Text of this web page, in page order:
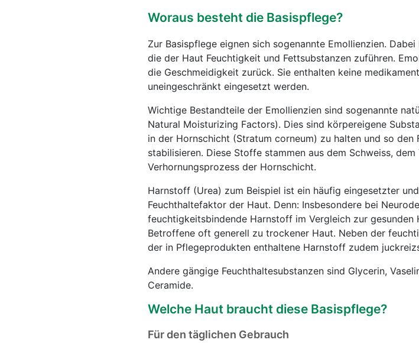
Woraus besteht die Basispflege?
Zur Basispflege eignen sich sogenannte Emollienzien.
die der Haut Feuchtigkeit und Fettsubstanzen zuführen.
die Geschmeidigkeit zurück. Sie enthalten keine
uneingeschränkt eingesetzt werden.
Wichtige Bestandteile der Emollienzien sind sogenannte
Natural Moisturizing Factors). Dies sind körpereigene
in der Hornschicht (Stratum corneum) zu halten und so den
stabilisieren. Diese Stoffe stammen aus dem Schweiss,
Verhornungsprozess der Hornschicht.
Harnstoff (Urea) zum Beispiel ist ein häufig eingesetzter
Feuchthaltefaktor der Haut. Denn: Insbesondere bei
feuchtigkeitsbindende Harnstoff im Vergleich zur gesunden
Betroffene oft generell zu trockener Haut. Neben der
der in Pflegeprodukten enthaltene Harnstoff zudem
Andere gängige Feuchthaltesubstanzen sind Glycerin,
Ceramide.
Welche Haut braucht diese Basispflege?
Für den täglichen Gebrauch